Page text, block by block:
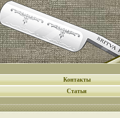
Контакты
Статьи